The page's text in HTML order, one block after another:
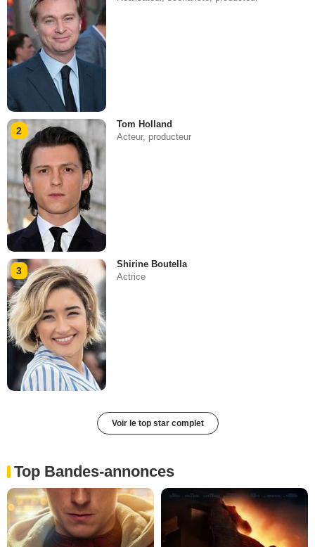
2
Tom Holland
Acteur, producteur
3
Shirine Boutella
Actrice
Voir le top star complet
Top Bandes-annonces